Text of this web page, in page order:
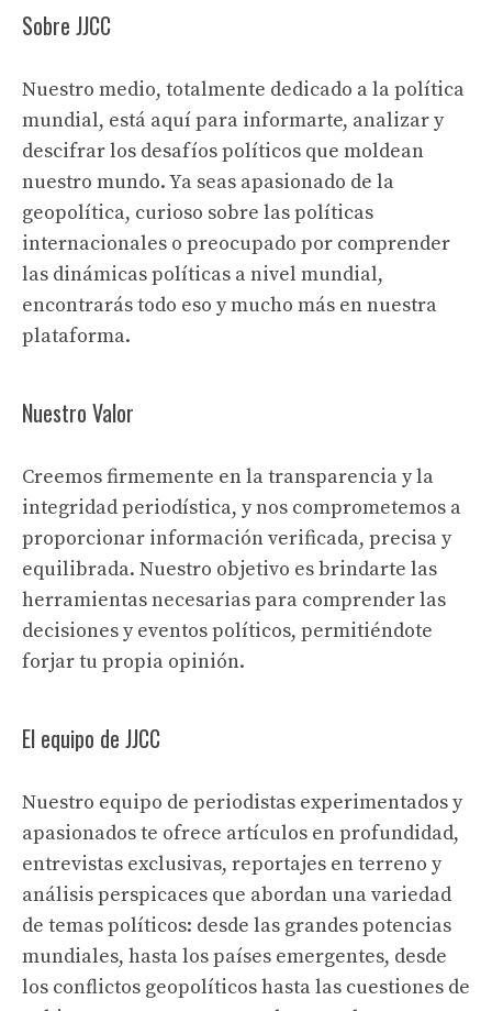
Sobre JJCC
Nuestro medio, totalmente dedicado a la política
mundial, está aquí para informarte, analizar y
descifrar los desafíos políticos que moldean
nuestro mundo. Ya seas apasionado de la
geopolítica, curioso sobre las políticas
internacionales o preocupado por comprender
las dinámicas políticas a nivel mundial,
encontrarás todo eso y mucho más en nuestra
plataforma.
Nuestro Valor
Creemos firmemente en la transparencia y la
integridad periodística, y nos comprometemos a
proporcionar información verificada, precisa y
equilibrada. Nuestro objetivo es brindarte las
herramientas necesarias para comprender las
decisiones y eventos políticos, permitiéndote
forjar tu propia opinión.
El equipo de JJCC
Nuestro equipo de periodistas experimentados y
apasionados te ofrece artículos en profundidad,
entrevistas exclusivas, reportajes en terreno y
análisis perspicaces que abordan una variedad
de temas políticos: desde las grandes potencias
mundiales, hasta los países emergentes, desde
los conflictos geopolíticos hasta las cuestiones de